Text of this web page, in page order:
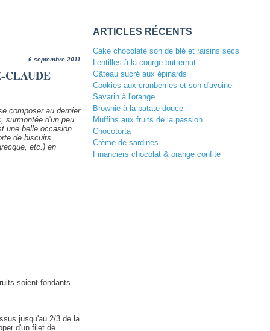
6 septembre 2011
CLAUDE
composer au dernier
surmontée d'un peu
une belle occasion
de biscuits
etc.) en
soient fondants.
jusqu'au 2/3 de la
d'un filet de
ARTICLES RÉCENTS
Cake chocolaté son de blé et raisins secs
Lentilles à la courge butternut
Gâteau sucré aux épinards
Cookies aux cranberries et son d'avoine
Savarin à l'orange
Brownie à la patate douce
Muffins aux fruits de la passion
Chocotorta
Crème de sardines
Financiers chocolat & orange confite